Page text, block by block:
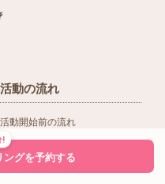
活動の流れ
活動開始前の流れ
入会後の活動の流れ
!
ングを予約する